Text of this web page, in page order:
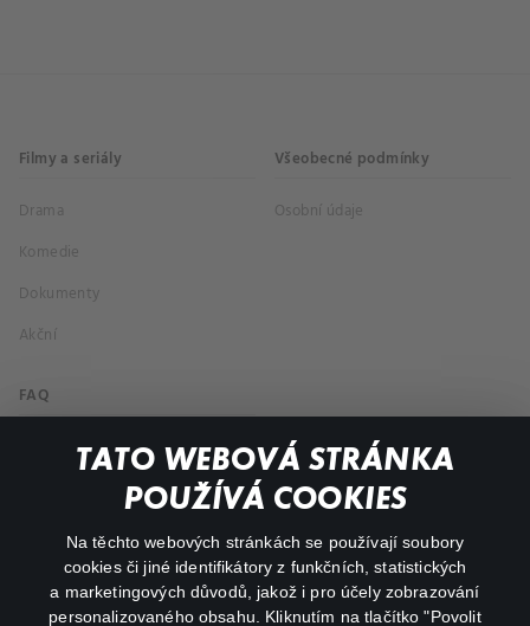
TATO WEBOVÁ STRÁNKA
POUŽÍVÁ COOKIES
Na těchto webových stránkách se používají soubory
cookies či jiné identifikátory z funkčních, statistických
a marketingových důvodů, jakož i pro účely zobrazování
personalizovaného obsahu. Kliknutím na tlačítko "Povolit
Filmy a seriály
Drama
Komedie
Dokumenty
Akční
Všeobecné podmínky
Osobní údaje
FAQ
Můj účet
Důležité odkazy
facebookinstagram